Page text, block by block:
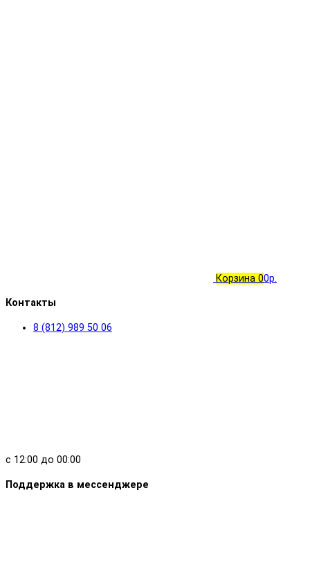
Корзина 00р.
Контакты
8 (812) 989 50 06
с 12:00 до 00:00
Поддержка в мессенджере